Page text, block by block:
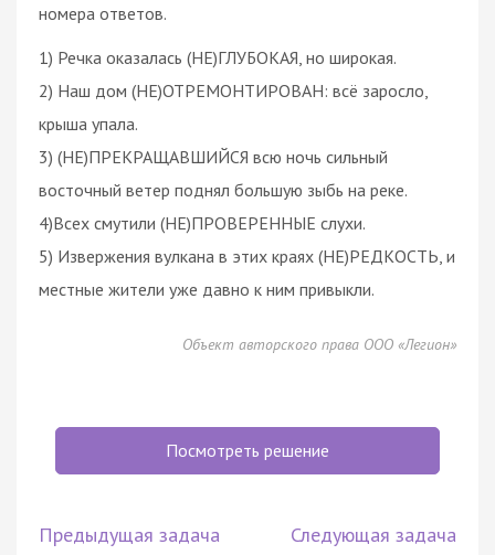
номера ответов.
1) Речка оказалась (НЕ)ГЛУБОКАЯ, но широкая.
2) Наш дом (НЕ)ОТРЕМОНТИРОВАН: всё заросло,
крыша упала.
3) (НЕ)ПРЕКРАЩАВШИЙСЯ всю ночь сильный
восточный ветер поднял большую зыбь на реке.
4)Всех смутили (НЕ)ПРОВЕРЕННЫЕ слухи.
5) Извержения вулкана в этих краях (НЕ)РЕДКОСТЬ, и
местные жители уже давно к ним привыкли.
Объект авторского права ООО «Легион»
Посмотреть решение
Предыдущая задача Следующая задача